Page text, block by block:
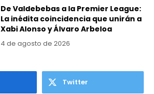
De Valdebebas a la Premier League:
La inédita coincidencia que unirán a
Xabi Alonso y Álvaro Arbeloa
4 de agosto de 2026
Twitter